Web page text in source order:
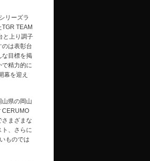
リーズラ
TEAM
と上り調子
は表彰台
な目標を掲
精力的に
幕を迎え
県の岡山
CERUMO
まざまな
ト、さらに
ものでは